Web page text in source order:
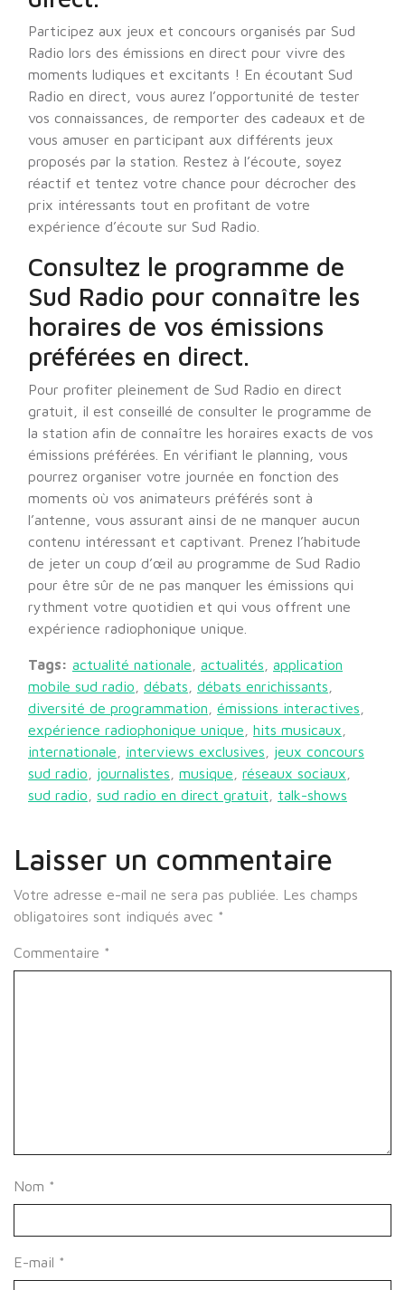
Participez aux jeux et concours organisés par Sud
Radio lors des émissions en direct pour vivre des
moments ludiques et excitants ! En écoutant Sud
Radio en direct, vous aurez l’opportunité de tester
vos connaissances, de remporter des cadeaux et de
vous amuser en participant aux différents jeux
proposés par la station. Restez à l’écoute, soyez
réactif et tentez votre chance pour décrocher des
prix intéressants tout en profitant de votre
expérience d’écoute sur Sud Radio.
Consultez le programme de
Sud Radio pour connaître les
horaires de vos émissions
préférées en direct.
Pour profiter pleinement de Sud Radio en direct
gratuit, il est conseillé de consulter le programme de
la station afin de connaître les horaires exacts de vos
émissions préférées. En vérifiant le planning, vous
pourrez organiser votre journée en fonction des
moments où vos animateurs préférés sont à
l’antenne, vous assurant ainsi de ne manquer aucun
contenu intéressant et captivant. Prenez l’habitude
de jeter un coup d’œil au programme de Sud Radio
pour être sûr de ne pas manquer les émissions qui
rythment votre quotidien et qui vous offrent une
expérience radiophonique unique.
Tags: actualité nationale actualités
application
mobile sud radio
débats débats enrichissants
diversité de programmation
émissions interactives
expérience radiophonique unique
hits musicaux
internationale
interviews exclusives
jeux concours
sud radio
journalistes musique réseaux sociaux
sud radio
sud radio en direct gratuit talk-shows
Laisser un commentaire
Votre adresse e-mail ne sera pas publiée.
Les champs
obligatoires sont indiqués avec *
Commentaire *
Nom *
E-mail *